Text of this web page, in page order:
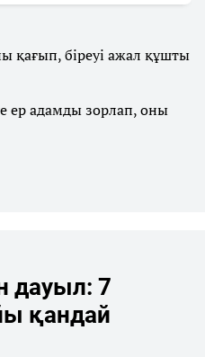
қағып, біреуі ажал құшты
ер адамды зорлап, оны
дауыл: 7
қандай